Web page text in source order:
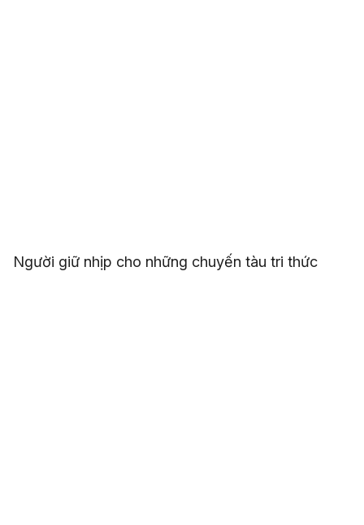
Người giữ nhịp cho những chuyến tàu tri thức